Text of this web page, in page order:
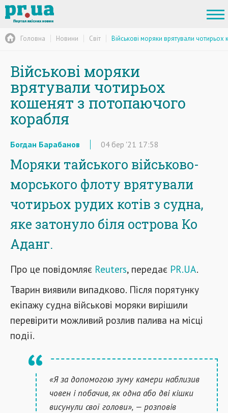
Головна Новини Світ Військові моряки врятували
Військові моряки
врятували чотирьох
кошенят з потопаючого
корабля
Богдан Барабанов 04 бер '21 17:58
Моряки тайського військово-
морського флоту врятували
чотирьох рудих котів з судна,
яке затонуло біля острова Ко
Аданг.
Про це повідомляє Reuters, передає PR.UA.
Тварин виявили випадково. Після порятунку
екіпажу судна військові моряки вирішили
перевірити можливий розлив палива на місці
події.
«Я за допомогою зуму камери наблизив
човен і побачив, як одна або дві кішки
висунули свої голови», — розповів